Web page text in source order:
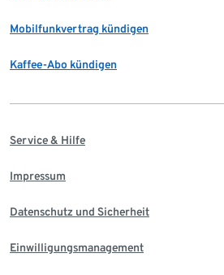
Mobilfunkvertrag kündigen
Kaffee-Abo kündigen
Service & Hilfe
Impressum
Datenschutz und Sicherheit
Einwilligungsmanagement